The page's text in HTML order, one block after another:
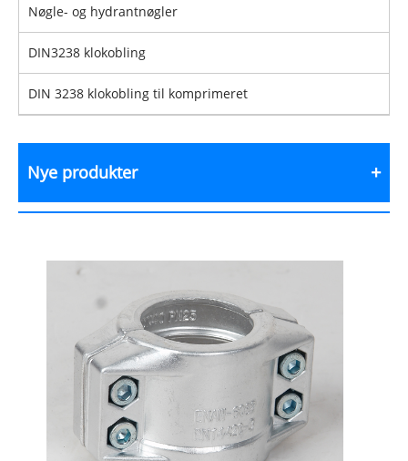
Nøgle- og hydrantnøgler
DIN3238 klokobling
DIN 3238 klokobling til komprimeret
Nye produkter